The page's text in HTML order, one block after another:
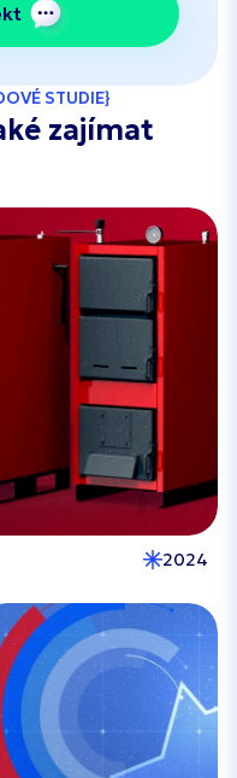
STUDIE
zajímat
2024